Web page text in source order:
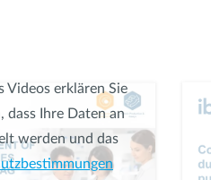
erklären Sie
dass Ihre Daten an
werden und das